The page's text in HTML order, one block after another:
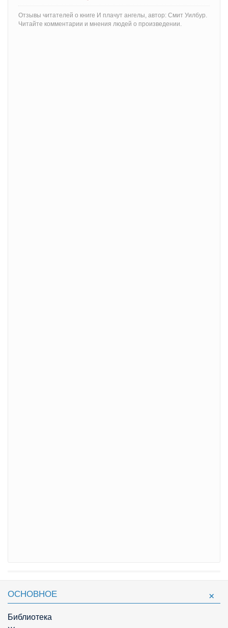
Отзывы читателей о книге И плачут ангелы, автор: Смит Уилбур.
Читайте комментарии и мнения людей о произведении.
ОСНОВНОЕ
Библиотека